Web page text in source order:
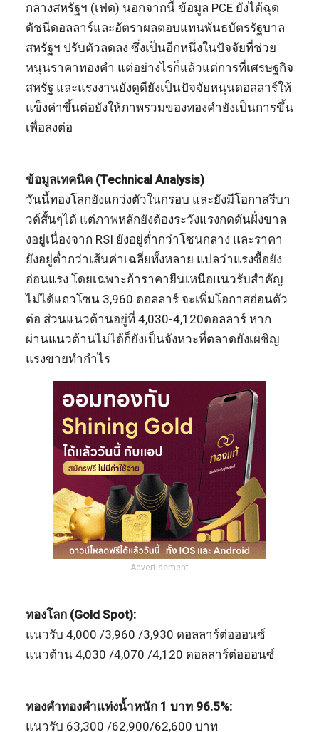
กลางสหรัฐฯ (เฟด) นอกจากนี้ ข้อมูล PCE ยังได้ฉุด
ดัชนีดอลลาร์และอัตราผลตอบแทนพันธบัตรรัฐบาล
สหรัฐฯ ปรับตัวลดลง ซึ่งเป็นอีกหนึ่งในปัจจัยที่ช่วย
หนุนราคาทองคำ แต่อย่างไรก็แล้วแต่การที่เศรษฐกิจ
สหรัฐ และแรงงานยังดูดียังเป็นปัจจัยหนุนดอลลาร์ให้
แข็งค่าขึ้นต่อยังให้ภาพรวมของทองคำยังเป็นการขึ้น
เพื่อลงต่อ
ข้อมูลเทคนิค (Technical Analysis)
วันนี้ทองโลกยังแกว่งตัวในกรอบ และยังมีโอกาสรีบา
วด์สั้นๆได้ แต่ภาพหลักยังต้องระวังแรงกดดันฝั่งขาล
งอยู่เนื่องจาก RSI ยังอยู่ต่ำกว่าโซนกลาง และราคา
ยังอยู่ต่ำกว่าเส้นค่าเฉลี่ยทั้งหลาย แปลว่าแรงซื้อยัง
อ่อนแรง โดยเฉพาะถ้าราคายืนเหนือแนวรับสำคัญ
ไม่ได้แถวโซน 3,960 ดอลลาร์ จะเพิ่มโอกาสอ่อนตัว
ต่อ ส่วนแนวต้านอยู่ที่ 4,030-4,120ดอลลาร์ หาก
ผ่านแนวต้านไม่ได้ก็ยังเป็นจังหวะที่ตลาดยังเผชิญ
แรงขายทำกำไร
- Advertisement -
ทองโลก (Gold Spot):
แนวรับ 4,000 /3,960 /3,930 ดอลลาร์ต่อออนซ์
แนวต้าน 4,030 /4,070 /4,120 ดอลลาร์ต่อออนซ์
ทองคำทองคำแท่งน้ำหนัก 1 บาท 96.5%:
แนวรับ 63,300 /62,900/62,600 บาท